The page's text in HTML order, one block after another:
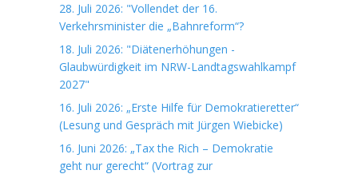
28. Juli 2026: "Vollendet der 16.
Verkehrsminister die „Bahnreform“?
18. Juli 2026: "Diätenerhöhungen -
Glaubwürdigkeit im NRW-Landtagswahlkampf
2027"
16. Juli 2026: „Erste Hilfe für Demokratieretter“
(Lesung und Gespräch mit Jürgen Wiebicke)
16. Juni 2026: „Tax the Rich – Demokratie
geht nur gerecht“ (Vortrag zur